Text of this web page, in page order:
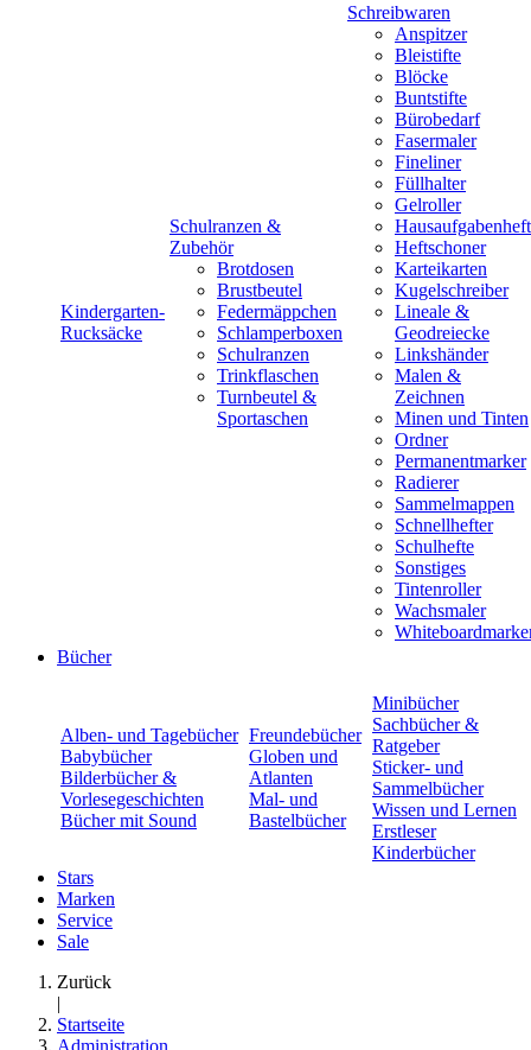
Kindergarten-
Rucksäcke
Schulranzen &
Zubehör
Brotdosen
Brustbeutel
Federmäppchen
Schlamperboxen
Schulranzen
Trinkflaschen
Turnbeutel &
Sportaschen
Schreibwaren
Anspitzer
Bleistifte
Blöcke
Buntstifte
Bürobedarf
Fasermaler
Fineliner
Füllhalter
Gelroller
Hausaufgabenheft
Heftschoner
Karteikarten
Kugelschreiber
Lineale &
Geodreiecke
Linkshänder
Malen &
Zeichnen
Minen und Tinten
Ordner
Permanentmarker
Radierer
Sammelmappen
Schnellhefter
Schulhefte
Sonstiges
Tintenroller
Wachsmaler
Bücher
Alben- und Tagebücher
Babybücher
Bilderbücher &
Vorlesegeschichten
Bücher mit Sound
Freundebücher
Globen und
Atlanten
Mal- und
Bastelbücher
Minibücher
Sachbücher &
Ratgeber
Sticker- und
Sammelbücher
Wissen und Lernen
Erstleser
Kinderbücher
Stars
Marken
Service
Sale
Zurück
|
Startseite
Administration